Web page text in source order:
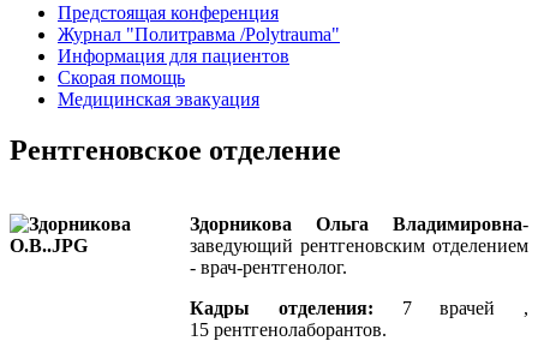
Предстоящая конференция
Журнал "Политравма /Polytrauma"
Информация для пациентов
Скорая помощь
Медицинская эвакуация
Рентгеновское отделение
Здорникова Ольга Владимировна-
заведующий рентгеновским отделением
- врач-рентгенолог.
Кадры отделения: 7 врачей ,
15 рентгенолаборантов.